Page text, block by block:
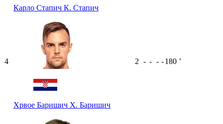
Карло Стапич К. Стапич
4
Хрвое Баришич Х. Баришич
2 - - - -180 ʼ